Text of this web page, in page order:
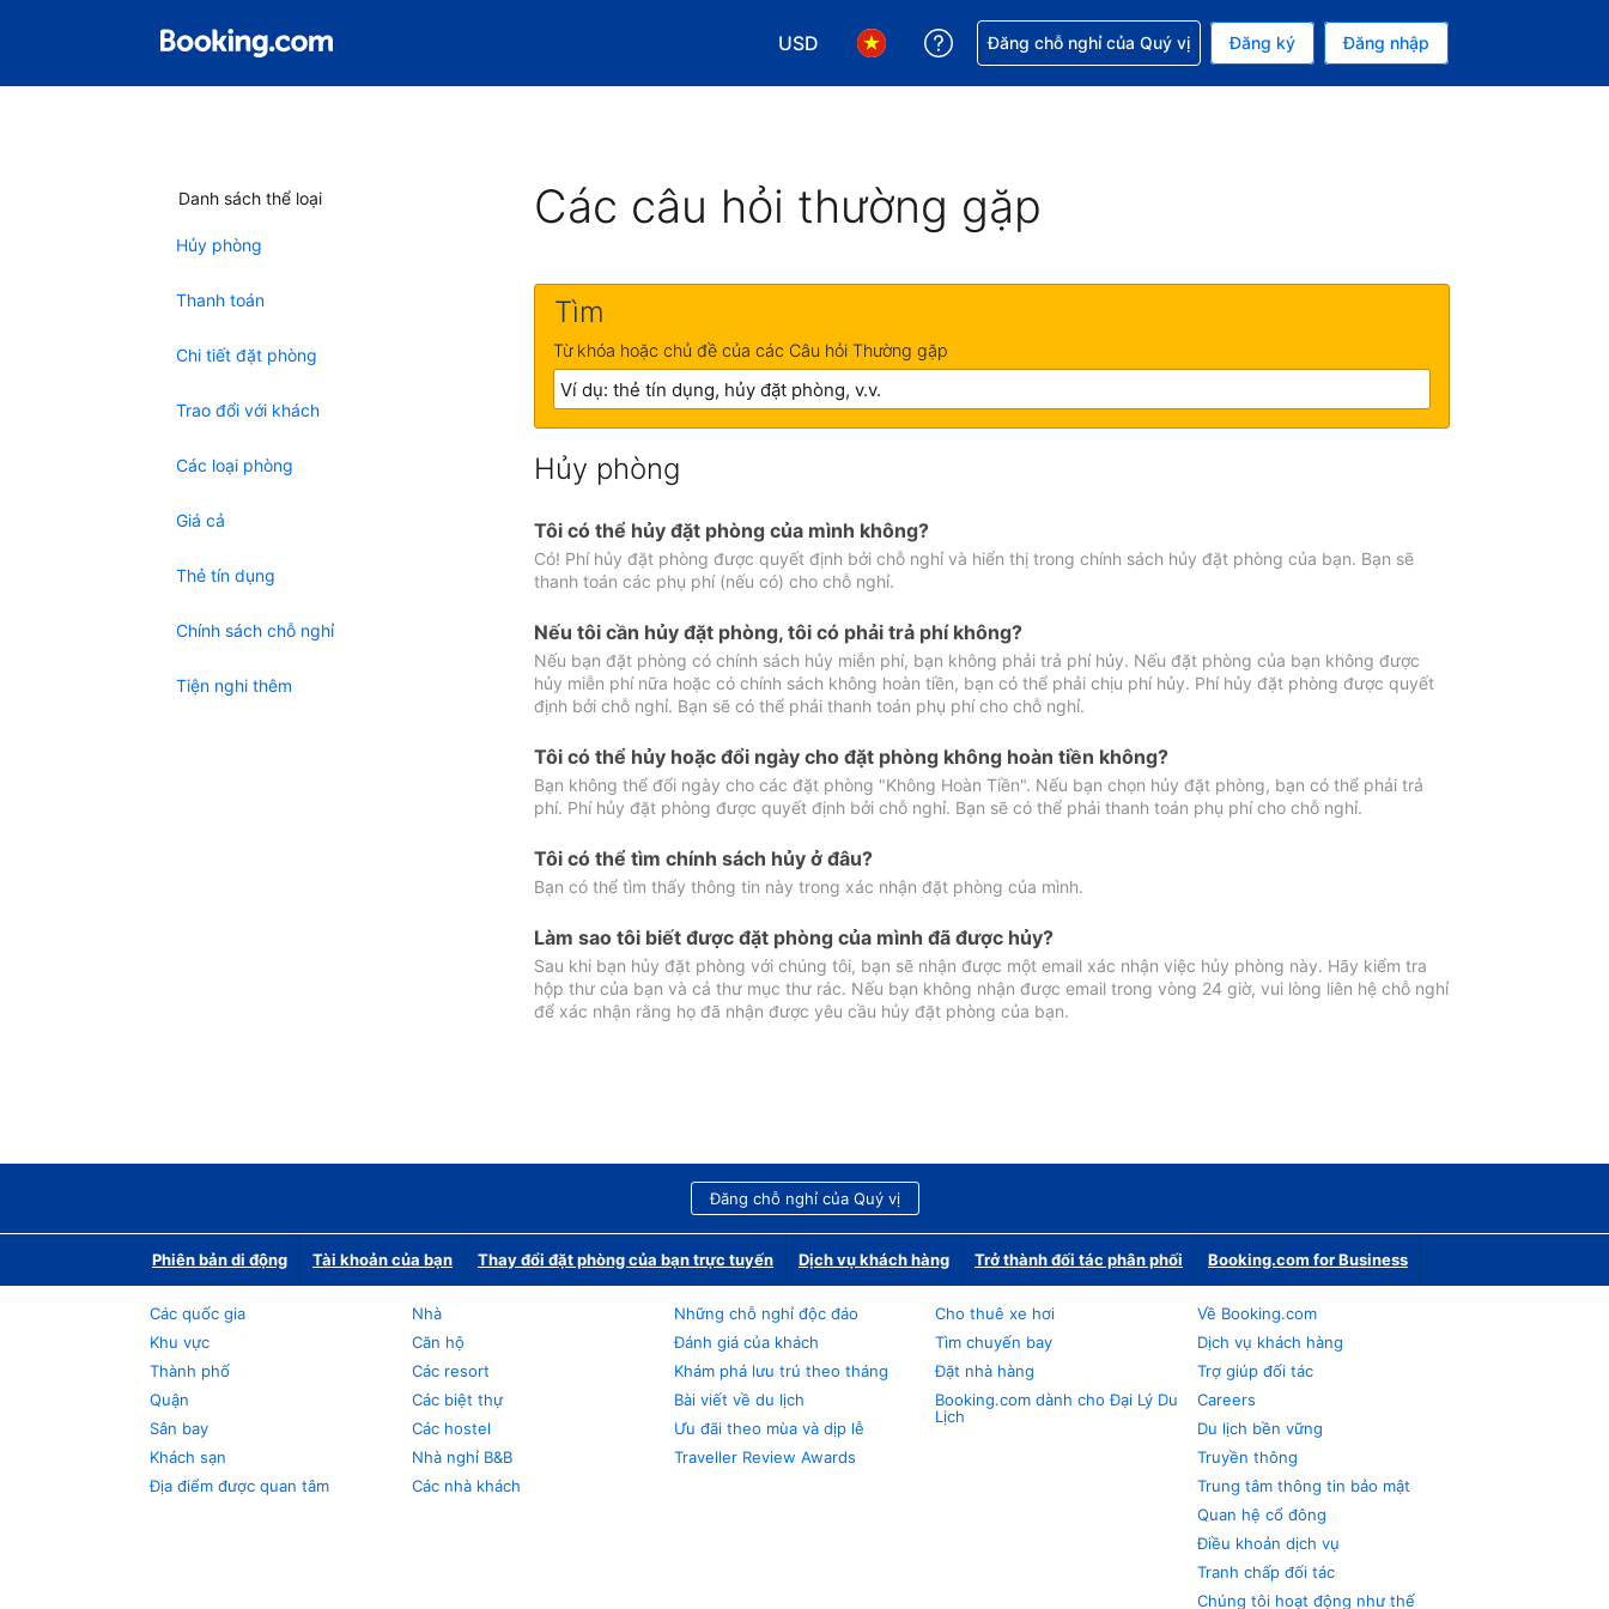
USD
Chọn loại tiền tệ của bạn. Loại tiền tệ hiện tại của bạn là Đô la Mỹ
Chọn ngôn ngữ của bạn. Ngôn ngữ hiện tại của bạn là Tiếng Việt
Nhận trợ giúp với đặt chỗ
Đăng chỗ nghỉ của Quý vị Đăng ký Đăng nhập
Danh sách thể loại
Hủy phòng
Thanh toán
Chi tiết đặt phòng
Trao đổi với khách
Các loại phòng
Giá cả
Thẻ tín dụng
Chính sách chỗ nghỉ
Tiện nghi thêm
Các câu hỏi thường gặp
Tìm
Từ khóa hoặc chủ đề của các Câu hỏi Thường gặp
Hủy phòng
Tôi có thể hủy đặt phòng của mình không?
Có! Phí hủy đặt phòng được quyết định bởi chỗ nghỉ và hiển thị trong chính sách hủy đặt phòng của bạn. Bạn sẽ
thanh toán các phụ phí (nếu có) cho chỗ nghỉ.
Nếu tôi cần hủy đặt phòng, tôi có phải trả phí không?
Nếu bạn đặt phòng có chính sách hủy miễn phí, bạn không phải trả phí hủy. Nếu đặt phòng của bạn không được
hủy miễn phí nữa hoặc có chính sách không hoàn tiền, bạn có thể phải chịu phí hủy. Phí hủy đặt phòng được quyết
định bởi chỗ nghỉ. Bạn sẽ có thể phải thanh toán phụ phí cho chỗ nghỉ.
Tôi có thể hủy hoặc đổi ngày cho đặt phòng không hoàn tiền không?
Bạn không thể đổi ngày cho các đặt phòng "Không Hoàn Tiền". Nếu bạn chọn hủy đặt phòng, bạn có thể phải trả
phí. Phí hủy đặt phòng được quyết định bởi chỗ nghỉ. Bạn sẽ có thể phải thanh toán phụ phí cho chỗ nghỉ.
Tôi có thể tìm chính sách hủy ở đâu?
Bạn có thể tìm thấy thông tin này trong xác nhận đặt phòng của mình.
Làm sao tôi biết được đặt phòng của mình đã được hủy?
Sau khi bạn hủy đặt phòng với chúng tôi, bạn sẽ nhận được một email xác nhận việc hủy phòng này. Hãy kiểm tra
hộp thư của bạn và cả thư mục thư rác. Nếu bạn không nhận được email trong vòng 24 giờ, vui lòng liên hệ chỗ nghỉ
để xác nhận rằng họ đã nhận được yêu cầu hủy đặt phòng của bạn.
Đăng chỗ nghỉ của Quý vị
Phiên bản di động Tài khoản của bạn Thay đổi đặt phòng của bạn trực tuyến Dịch vụ khách hàng Trở thành đối tác phân phối Booking.com for Business
Các quốc gia
Khu vực
Thành phố
Quận
Sân bay
Khách sạn
Địa điểm được quan tâm
Nhà
Căn hộ
Các resort
Các biệt thự
Các hostel
Nhà nghỉ B&B
Các nhà khách
Những chỗ nghỉ độc đáo
Đánh giá của khách
Khám phá lưu trú theo tháng
Bài viết về du lịch
Ưu đãi theo mùa và dịp lễ
Traveller Review Awards
Cho thuê xe hơi
Tìm chuyến bay
Đặt nhà hàng
Booking.com dành cho Đại Lý Du
Lịch
Về Booking.com
Dịch vụ khách hàng
Trợ giúp đối tác
Careers
Du lịch bền vững
Truyền thông
Trung tâm thông tin bảo mật
Quan hệ cổ đông
Điều khoản dịch vụ
Tranh chấp đối tác
Chúng tôi hoạt động như thế